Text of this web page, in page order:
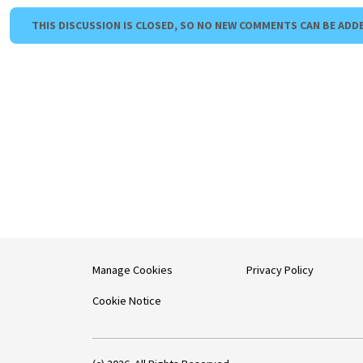
THIS DISCUSSION IS CLOSED, SO NO NEW COMMENTS CAN BE
Manage Cookies
Cookie Notice
Privacy Policy